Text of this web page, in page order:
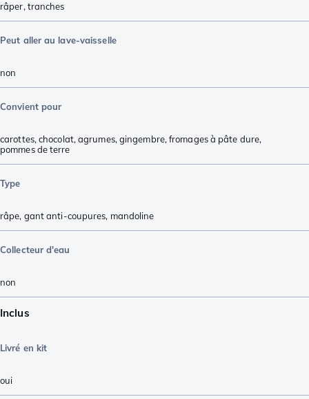
râper, tranches
Peut aller au lave-vaisselle
non
Convient pour
carottes,chocolat,agrumes, gingembre,fromages à pâte dure,
pommes de terre
Type
râpe, gant anti-coupures, mandoline
Collecteur d'eau
non
Inclus
Livré en kit
oui